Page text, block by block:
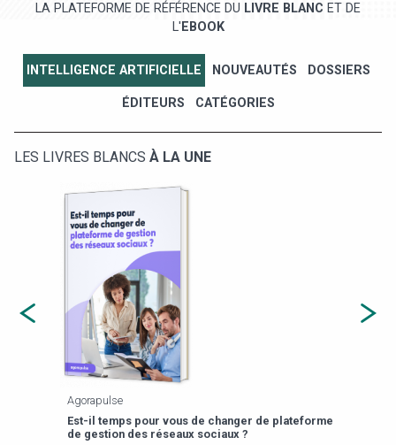
LA PLATEFORME DE RÉFÉRENCE DU LIVRE BLANC ET DE
L' EBOOK
INTELLIGENCE ARTIFICIELLE NOUVEAUTÉS DOSSIERS
ÉDITEURS CATÉGORIES
LES LIVRES BLANCS À LA UNE
Agorapulse
Est-il temps pour vous de changer de plateforme
de gestion des réseaux sociaux ?